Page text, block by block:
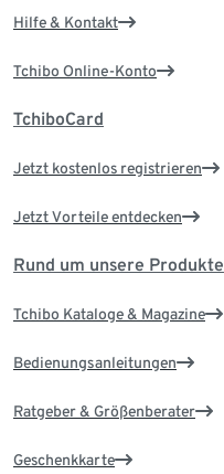
Hilfe & Kontakt
Tchibo Online-Konto
TchiboCard
Jetzt kostenlos registrieren
Jetzt Vorteile entdecken
Rund um unsere Produkte
Tchibo Kataloge & Magazine
Bedienungsanleitungen
Ratgeber & Größenberater
Geschenkkarte